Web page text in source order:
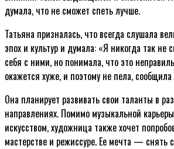
думала, что не сможет спеть лучше.
Татьяна призналась, что всегда слушала
эпох и культур и думала: «Я никогда так не
себя с ними, но понимала, что это
окажется хуже, и поэтому не пела,
Она планирует развивать свои таланты в
направлениях. Помимо музыкальной
искусством, художница также хочет
мастерстве и режиссуре. Ее мечта — снять